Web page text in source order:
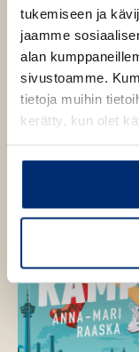
tukemiseen ja
jaamme
alan
sivustoamme.
tietoja muihin
kerätty, kun olet
Teokset